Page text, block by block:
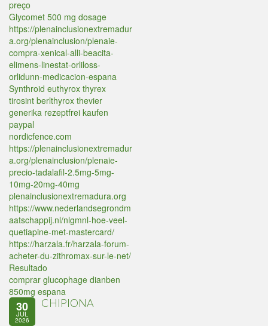
preço
Glycomet 500 mg dosage
https://plenainclusionextremadur
a.org/plenainclusion/plenaie-
compra-xenical-alli-beacita-
elimens-linestat-orliloss-
orlidunn-medicacion-espana
Synthroid euthyrox thyrex
tirosint berlthyrox thevier
generika rezeptfrei kaufen
paypal
nordicfence.com
https://plenainclusionextremadur
a.org/plenainclusion/plenaie-
precio-tadalafil-2.5mg-5mg-
10mg-20mg-40mg
plenainclusionextremadura.org
https://www.nederlandsegrondm
aatschappij.nl/nlgmnl-hoe-veel-
quetiapine-met-mastercard/
https://harzala.fr/harzala-forum-
acheter-du-zithromax-sur-le-net/
Resultado
comprar glucophage dianben
850mg espana
30
JUL
2026
CHIPIONA